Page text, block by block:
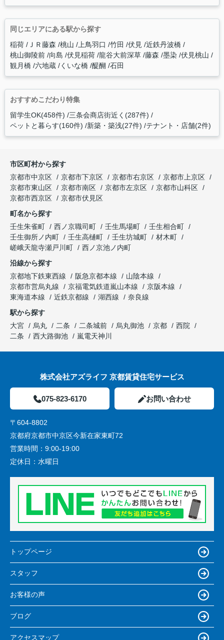
同じエリアにある駅から探す
稲荷 ＪＲ藤森 桃山 上鳥羽口 竹田 伏見 近鉄丹波橋
桃山御陵前 向島 伏見稲荷 龍谷大前深草 藤森 墨染 伏見桃山
観月橋 六地蔵 くいな橋 醍醐 石田
おすすめこだわり特集
留学生OK(458件) 三条会商店街近く(287件)
ペットと暮らす(160件) 新築・築浅(27件) テナント・店舗(2件)
市区町村から探す
京都市中京区
京都市下京区 京都市右京区
京都市上京区
京都市東山区
京都市南区 京都市左京区
京都市山科区
京都市西京区
京都市伏見区
町名から探す
壬生朱雀町
西ノ京職司町 壬生馬場町
壬生相合町
壬生御所ノ内町
壬生高樋町 壬生坊城町
材木町
嵯峨天龍寺瀬戸川町
西ノ京池ノ内町
沿線から探す
京都地下鉄東西線
阪急京都本線
山陰本線
京都市営烏丸線
京福電気鉄道嵐山本線
京阪本線
東海道本線
近鉄京都線 湖西線
奈良線
駅から探す
大宮
烏丸 二条 二条城前 烏丸御池 京都
西院
二条
西大路御池 嵐電天神川
株式会社アズライフ 京都賃貸住宅サービス
075-823-6170 お問い合わせ
〒604-8802
京都府京都市中京区今新在家東町72
営業時間： 9:00-19:00
定休日： 水曜日
トップページ
スタッフ
お客様の声
ブログ
アクセスマップ